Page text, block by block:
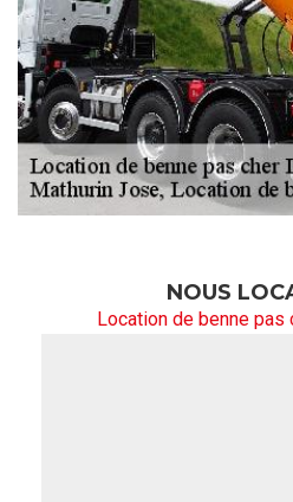
NOUS
Location de benne